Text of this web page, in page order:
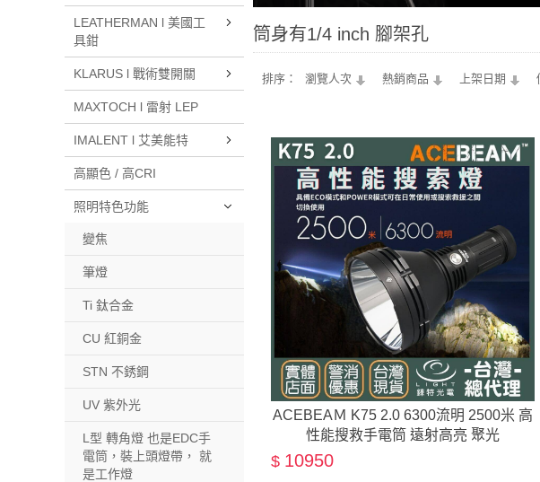
LEATHERMAN l 美國工
具鉗
KLARUS l 戰術雙開關
MAXTOCH l 雷射 LEP
IMALENT l 艾美能特
高顯色 / 高CRI
照明特色功能
變焦
筆燈
Ti 鈦合金
CU 紅銅金
STN 不銹鋼
UV 紫外光
L型 轉角燈 也是EDC手
電筒，裝上頭燈帶， 就
是工作燈
筒身有1/4 inch 腳架孔
排序： 瀏覽人次 熱銷商品 上架日期
ACEBEAＭ K75 2.0 6300流明 2500米 高
性能搜救手電筒 遠射高亮 聚光
$ 10950